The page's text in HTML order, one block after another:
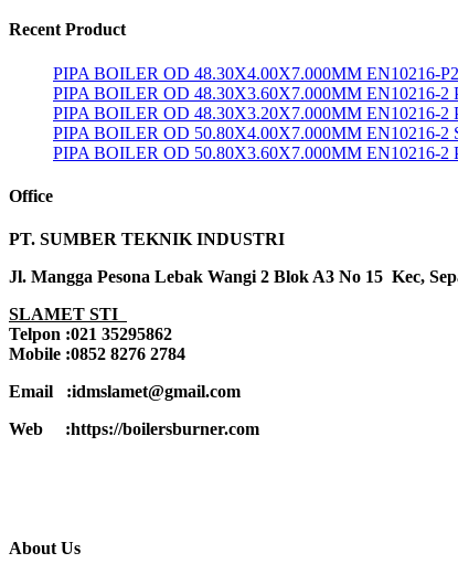
Recent Product
PIPA BOILER OD 48.30X4.00X7.000MM EN10216-
PIPA BOILER OD 48.30X3.60X7.000MM EN10216-2
PIPA BOILER OD 48.30X3.20X7.000MM EN10216-2
PIPA BOILER OD 50.80X4.00X7.000MM EN10216-2
PIPA BOILER OD 50.80X3.60X7.000MM EN10216-2
Office
PT. SUMBER TEKNIK INDUSTRI
Jl. Mangga Pesona Lebak Wangi 2 Blok A3 No 15 Kec,
SLAMET STI
Telpon :021 35295862
Mobile :0852 8276 2784
Email :idmslamet@gmail.com
Web :https://boilersburner.com
About Us